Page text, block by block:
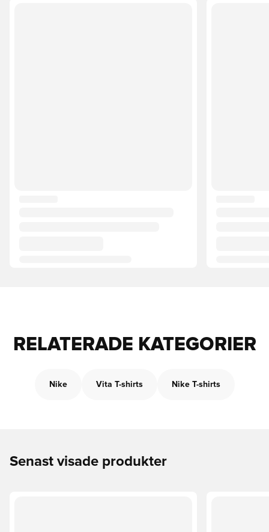
RELATERADE KATEGORIER
Nike Vita T-shirts Nike T-shirts
Senast visade produkter